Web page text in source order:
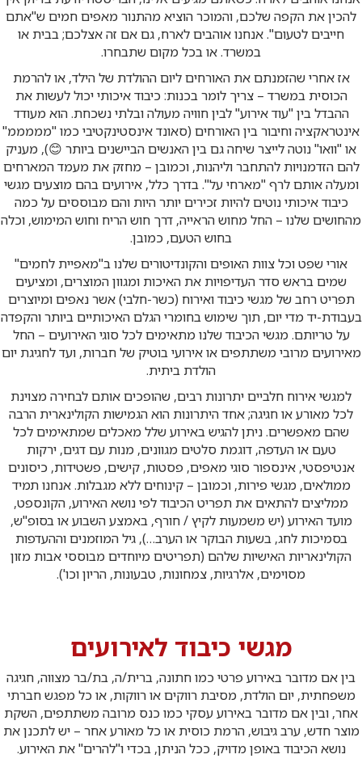
להכין את הקפה שלכם, והמוכר הוציא מהתנור מאפים חמים ש"אתם
חייבים לטעום". אנחנו אוהבים לארח, גם אם זה אצלכם; בבית או
במשרד. או בכל מקום שתבחרו.
אז אחרי שהזמנתם את האורחים ליום ההולדת של הילד, או להרמת
הכוסית במשרד – צריך לומר בכנות: כיבוד איכותי יכול לעשות את
ההבדל בין "עוד אירוע" לבין חוויה מעולה ובלתי נשכחת. הוא מעודד
אינטראקציה וחיבור בין האורחים (סאונד אינסטינקטיבי כמו "מממממ"
או "וואו" נוטה לייצר שיחה גם בין האנשים הביישנים ביותר 😊), מעניק
להם הזדמנויות להתחבר וליהנות, וכמובן – מחזק את מעמד המארחים
ומעלה אותם לרף "מארחי על". בדרך כלל, אירועים בהם מוצעים מגשי
כיבוד איכותי נוטים להיות זכירים יותר היות והם מבוססים על כמה
מהחושים שלנו – החל מחוש הראייה, דרך חוש הריח וחוש המימוש, וכלה
בחוש הטעם, כמובן.
אורי שפט וכל צוות האופים והקונדיטורים שלנו ב"מאפיית לחמים"
שמים בראש סדר העדיפויות את האיכות ומגוון המוצרים, ומציעים
תפריט רחב של מגשי כיבוד ואירוח (כשר-חלבי) אשר נאפים ומיוצרים
בעבודת-יד מדי יום, תוך שימוש בחומרי הגלם האיכותיים ביותר והקפדה
על טריותם. מגשי הכיבוד שלנו מתאימים לכל סוגי האירועים – החל
מאירועים מרובי משתתפים או אירועי בוטיק של חברות, ועד לחגיגת יום
הולדת ביתית.
למגשי אירוח חלביים יתרונות רבים, שהופכים אותם לבחירה מצוינת
לכל מאורע או חגיגה; אחד היתרונות הוא הגמישות הקולינארית הרבה
שהם מאפשרים. ניתן להגיש באירוע שלל מאכלים שמתאימים לכל
טעם או העדפה, דוגמת סלטים מגוונים, מנות עם דגים, ירקות
אנטיפסטי, אינספור סוגי מאפים, פסטות, קישים, פשטידות, כיסונים
ממולאים, מגשי פירות, וכמובן – קינוחים ללא מגבלות. אנחנו תמיד
ממליצים להתאים את תפריט הכיבוד לפי נושא האירוע, הקונספט,
מועד האירוע (יש משמעות לקיץ / חורף, באמצע השבוע או בסופ"ש,
בסמיכות לחג, בשעות הבוקר או הערב…), גיל המוזמנים וההעדפות
הקולינאריות האישיות שלהם (תפריטים מיוחדים מבוססי אבות מזון
מסוימים, אלרגיות, צמחונות, טבעונות, הריון וכו').
מגשי כיבוד לאירועים
בין אם מדובר באירוע פרטי כמו חתונה, ברית/ה, בת/בר מצווה, חגיגה
משפחתית, יום הולדת, מסיבת רווקים או רווקות, או כל מפגש חברתי
אחר, ובין אם מדובר באירוע עסקי כמו כנס מרובה משתתפים, השקת
מוצר חדש, ערב גיבוש, הרמת כוסית או כל מאורע אחר – יש לתכנן את
נושא הכיבוד באופן מדויק, ככל הניתן, בכדי ו"להרים" את האירוע.